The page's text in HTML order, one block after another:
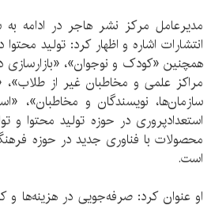
مدیرعامل مرکز نشر هاجر در ادامه
انتشارات اشاره و اظهار کرد: تولید
همچنین «کودک و نوجوان»،
مراکز علمی و مخاطبان غیر از طلاب»،
سازمان‌ها، نویسندگان و مخاطبان»،
استعدادپروری در حوزه تولید محتوا و
محصولات با فناوری جدید در حوزه
است.
او عنوان کرد: صرفه‌جویی در هزینه‌ها و